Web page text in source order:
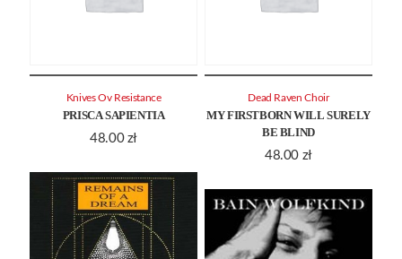
PRISCA SAPIENTIA
48.00 zł
Knives Ov Resistance
MY FIRSTBORN WILL SURELY
BE BLIND
48.00 zł
Dead Raven Choir